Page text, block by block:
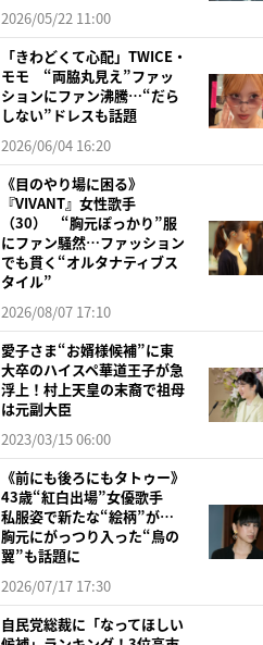
2026/05/22 11:00
「きわどくて心配」TWICE・
モモ “両脇丸見え”ファッ
ションにファン沸騰…“だら
しない”ドレスも話題
2026/06/04 16:20
《目のやり場に困る》
『VIVANT』女性歌手
（30） “胸元ぽっかり”服
にファン騒然…ファッション
でも貫く“オルタナティブス
タイル”
2026/08/07 17:10
愛子さま“お婿様候補”に東
大卒のハイスペ華道王子が急
浮上！村上天皇の末裔で祖母
は元副大臣
2023/03/15 06:00
《前にも後ろにもタトゥー》
43歳“紅白出場”女優歌手
私服姿で新たな“絵柄”が…
胸元にがっつり入った“鳥の
翼”も話題に
2026/07/17 17:30
自民党総裁に「なってほしい